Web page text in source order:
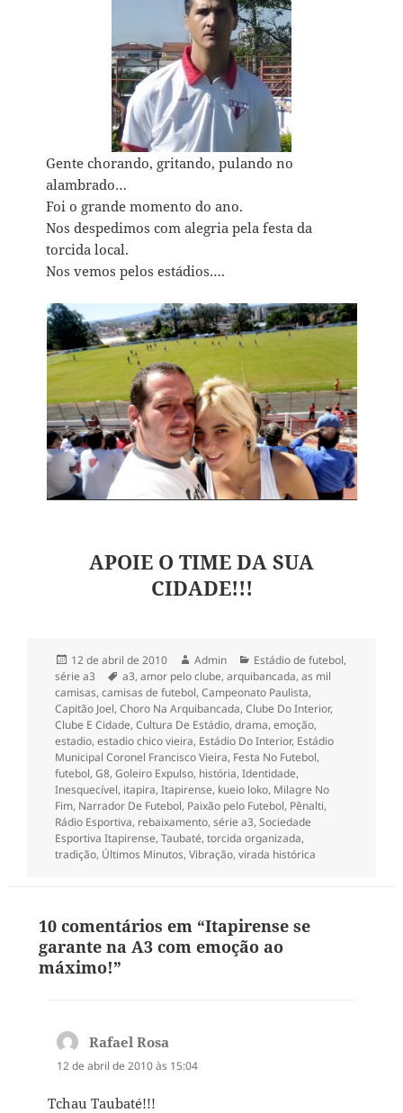
Gente chorando, gritando, pulando no
alambrado…
Foi o grande momento do ano.
Nos despedimos com alegria pela festa da
torcida local.
Nos vemos pelos estádios….
APOIE O TIME DA SUA
CIDADE!!!
Publicado
em
12 de abril de 2010 Autor
Admin Categorias
Estádio de futebol,
série a3
Tags
a3,amor pelo clube,arquibancada,as mil
camisas,camisas de futebol,Campeonato Paulista,
Capitão Joel,Choro Na Arquibancada,Clube Do Interior,
Clube E Cidade,Cultura De Estádio,drama,emoção,
estadio,estadio chico vieira, Estádio Do Interior, Estádio
Municipal Coronel Francisco Vieira, Festa No Futebol,
futebol,G8,Goleiro Expulso, história,Identidade,
Inesquecível, itapira,Itapirense, kueio loko, Milagre No
Fim, Narrador De Futebol, Paixão pelo Futebol, Pênalti,
Rádio Esportiva, rebaixamento,série a3,Sociedade
Esportiva Itapirense,Taubaté,torcida organizada,
tradição, Últimos Minutos,Vibração,virada histórica
10 comentários em “Itapirense se
garante na A3 com emoção ao
máximo!”
Rafael Rosadisse:
12 de abril de 2010 às 15:04
Tchau Taubaté!!!